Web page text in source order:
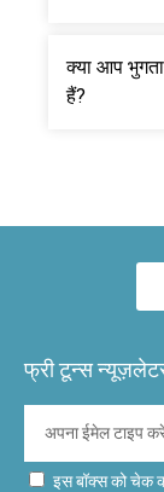
क्या आप
हैं?
फ्री टून्स
इस बॉक्स को चेक